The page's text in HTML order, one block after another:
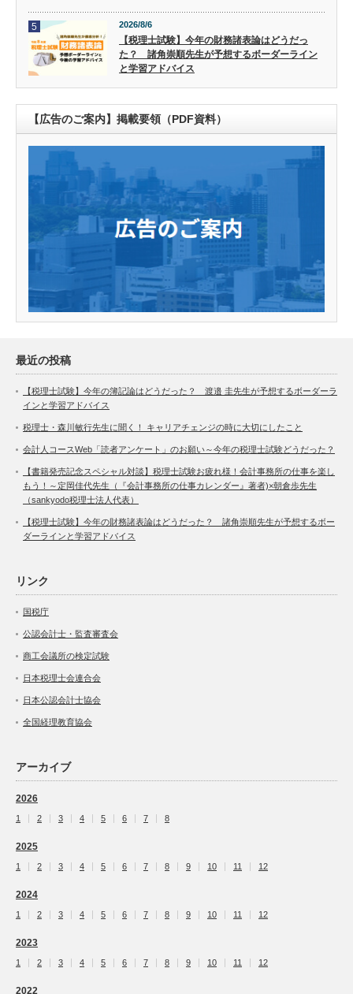
5 2026/8/6
【税理士試験】今年の財務諸表論はどうだっ
た？ 諸角崇順先生が予想するボーダーライン
と学習アドバイス
【広告のご案内】掲載要領（PDF資料）
最近の投稿
【税理士試験】今年の簿記論はどうだった？ 渡邉 圭先生が予想するボーダーラ
インと学習アドバイス
税理士・森川敏行先生に聞く！ キャリアチェンジの時に大切にしたこと
会計人コースWeb「読者アンケート」のお願い～今年の税理士試験どうだった？
【書籍発売記念スペシャル対談】税理士試験お疲れ様！会計事務所の仕事を楽し
もう！～定岡佳代先生（『会計事務所の仕事カレンダー』著者)×朝倉歩先生
（sankyodo税理士法人代表）
【税理士試験】今年の財務諸表論はどうだった？ 諸角崇順先生が予想するボー
ダーラインと学習アドバイス
リンク
国税庁
公認会計士・監査審査会
商工会議所の検定試験
日本税理士会連合会
日本公認会計士協会
全国経理教育協会
アーカイブ
2026
1 2 3 4 5 6 7 8
2025
1 2 3 4 5 6 7 8 9 10 11 12
2024
1 2 3 4 5 6 7 8 9 10 11 12
2023
1 2 3 4 5 6 7 8 9 10 11 12
2022